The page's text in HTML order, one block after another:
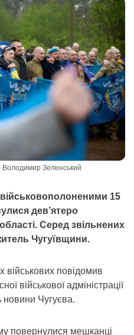
Зеленський
військовополоненими 15
дев’ятеро
Серед звільнених
Чугуївщини.
військових повідомив
військової адміністрації
Чугуєва.
повернулися мешканці